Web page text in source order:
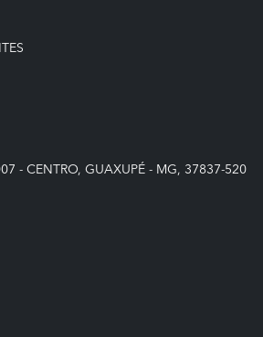
- CENTRO, GUAXUPÉ - MG, 37837-520